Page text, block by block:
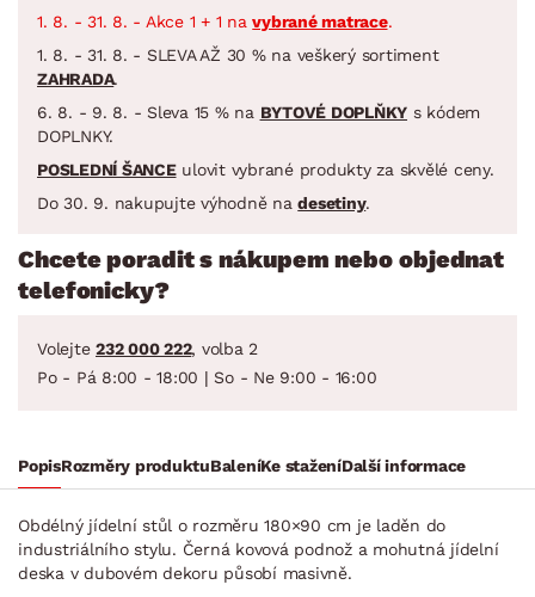
1. 8. - 31. 8. - Akce 1 + 1 navybrané matrace.
1. 8. - 31. 8. - SLEVA AŽ 30 % na veškerý sortiment
ZAHRADA.
6. 8. - 9. 8. - Sleva 15 % na BYTOVÉ DOPLŇKY s kódem
DOPLNKY.
POSLEDNÍ ŠANCEulovit vybrané produkty za skvělé ceny.
Do 30. 9. nakupujte výhodně nadesetiny.
Chcete poradit s nákupem nebo objednat
telefonicky?
Volejte 232 000 222, volba 2
Po - Pá 8:00 - 18:00 | So - Ne 9:00 - 16:00
PopisRozměry produktuBaleníKe staženíDalší informace
Obdélný jídelní stůl o rozměru 180×90 cm je laděn do
industriálního stylu. Černá kovová podnož a mohutná jídelní
deska v dubovém dekoru působí masivně.